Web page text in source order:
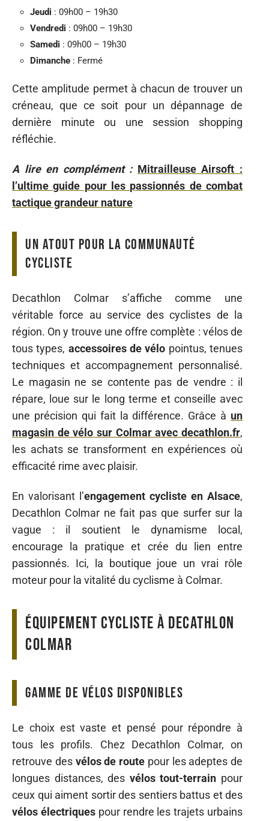
Jeudi : 09h00 – 19h30
Vendredi : 09h00 – 19h30
Samedi : 09h00 – 19h30
Dimanche : Fermé
Cette amplitude permet à chacun de trouver un
créneau, que ce soit pour un dépannage de
dernière minute ou une session shopping
réfléchie.
A lire en complément : Mitrailleuse Airsoft :
l’ultime guide pour les passionnés de combat
tactique grandeur nature
Un atout pour la communauté
cycliste
Decathlon Colmar s’affiche comme une
véritable force au service des cyclistes de la
région. On y trouve une offre complète : vélos de
tous types, accessoires de vélo pointus, tenues
techniques et accompagnement personnalisé.
Le magasin ne se contente pas de vendre : il
répare, loue sur le long terme et conseille avec
une précision qui fait la différence. Grâce à un
magasin de vélo sur Colmar avec decathlon.fr,
les achats se transforment en expériences où
efficacité rime avec plaisir.
En valorisant l’engagement cycliste en Alsace,
Decathlon Colmar ne fait pas que surfer sur la
vague : il soutient le dynamisme local,
encourage la pratique et crée du lien entre
passionnés. Ici, la boutique joue un vrai rôle
moteur pour la vitalité du cyclisme à Colmar.
Équipement cycliste à Decathlon
Colmar
Gamme de vélos disponibles
Le choix est vaste et pensé pour répondre à
tous les profils. Chez Decathlon Colmar, on
retrouve des vélos de route pour les adeptes de
longues distances, des vélos tout-terrain pour
ceux qui aiment sortir des sentiers battus et des
vélos électriquespour rendre les trajets urbains